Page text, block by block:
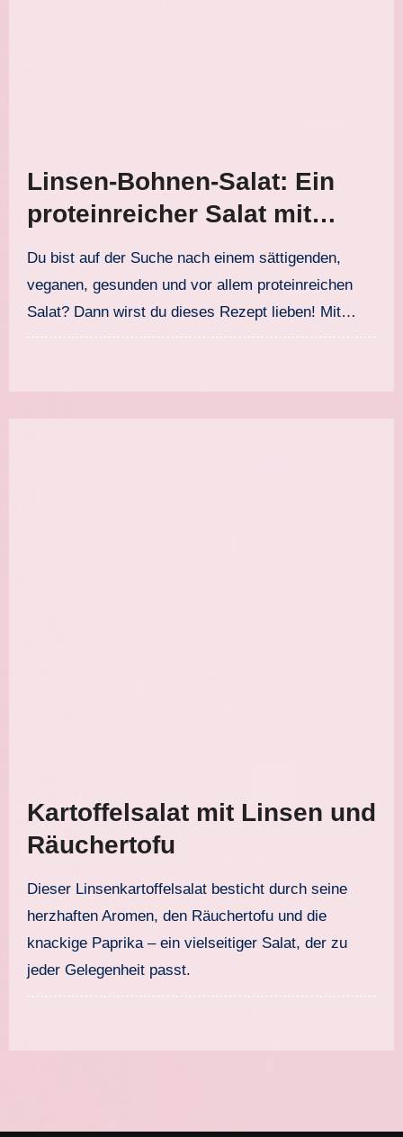
Linsen-Bohnen-Salat: Ein
proteinreicher Salat mit
Linsen, Kidneybohnen und
Räuchertofu
Du bist auf der Suche nach einem sättigenden,
veganen, gesunden und vor allem proteinreichen
Salat? Dann wirst du dieses Rezept lieben! Mit…
Kartoffelsalat mit Linsen und
Räuchertofu
Dieser Linsenkartoffelsalat besticht durch seine
herzhaften Aromen, den Räuchertofu und die
knackige Paprika – ein vielseitiger Salat, der zu
jeder Gelegenheit passt.